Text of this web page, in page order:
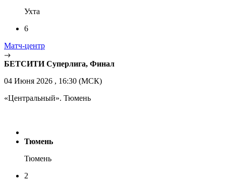
Ухта
6
Матч-центр
БЕТСИТИ Суперлига, Финал
04 Июня 2026 , 16:30 (МСК)
«Центральный». Тюмень
Тюмень
Тюмень
2